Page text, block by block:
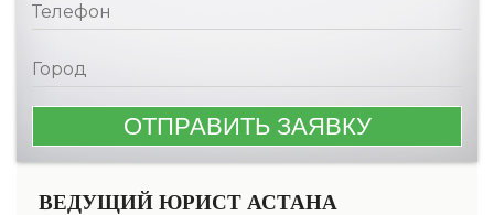
ВЕДУЩИЙ ЮРИСТ АСТАНА